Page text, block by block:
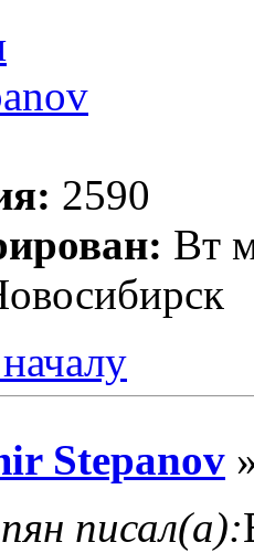
2590
Вт
Stepanov
писал(а):